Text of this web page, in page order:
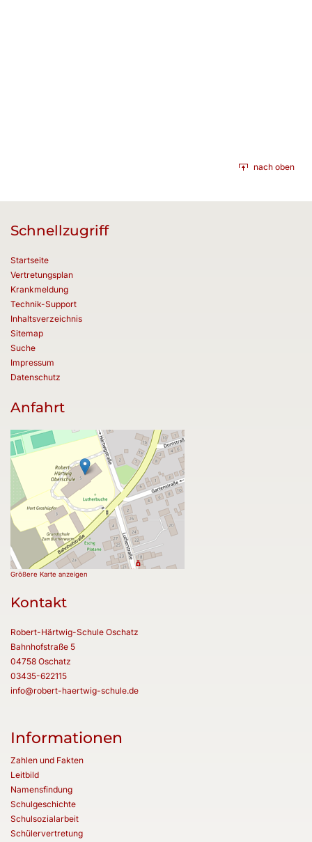
nach oben
Schnellzugriff
Startseite
Vertretungsplan
Krankmeldung
Technik-Support
Inhaltsverzeichnis
Sitemap
Suche
Impressum
Datenschutz
Anfahrt
Größere Karte anzeigen
Kontakt
Robert-Härtwig-Schule Oschatz
Bahnhofstraße 5
04758 Oschatz
03435-622115
info@robert-haertwig-schule.de
Informationen
Zahlen und Fakten
Leitbild
Namensfindung
Schulgeschichte
Schulsozialarbeit
Schülervertretung